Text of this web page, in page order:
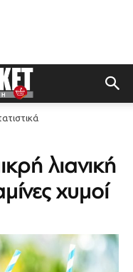
λιανική
χυμοί